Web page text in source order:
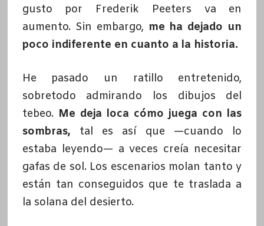
gusto por Frederik Peeters va en
aumento. Sin embargo, me ha dejado un
poco indiferente en cuanto a la historia.
He pasado un ratillo entretenido,
sobretodo admirando los dibujos del
tebeo. Me deja loca cómo juega con las
sombras, tal es así que —cuando lo
estaba leyendo— a veces creía necesitar
gafas de sol. Los escenarios molan tanto y
están tan conseguidos que te traslada a
la solana del desierto.